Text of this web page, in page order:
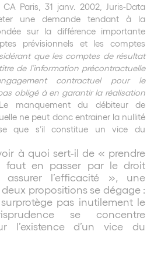
Paris, 31 janv. 2002, Juris-Data
une demande tendant à la
sur la différence importante
prévisionnels et les comptes
que les comptes de résultat
de l’information précontractuelle
contractuel pour le
obligé à en garantir la réalisation
manquement du débiteur de
ne peut donc entrainer la nullité
que s’il constitue un vice du
à quoi sert-il de « prendre
faut en passer par le droit
l’efficacité », une
propositions se dégage :
pas inutilement le
se concentre
l’existence d’un vice du